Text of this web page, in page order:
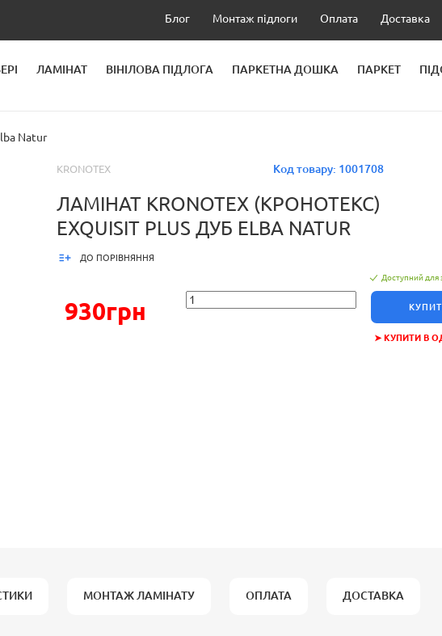
Блог Монтаж підлоги Оплата Доставка
ЛАМІНАТ ВІНІЛОВА ПІДЛОГА ПАРКЕТНА ДОШКА ПАРКЕТ
Natur
Код товару: 1001708
KRONOTEX
ЛАМІНАТ KRONOTEX (КРОНОТЕКС)
EXQUISIT PLUS ДУБ ELBA NATUR
ДО ПОРІВНЯННЯ
930грн
Доступний для
➤ КУПИТИ В
МОНТАЖ ЛАМІНАТУ ОПЛАТА ДОСТАВКА